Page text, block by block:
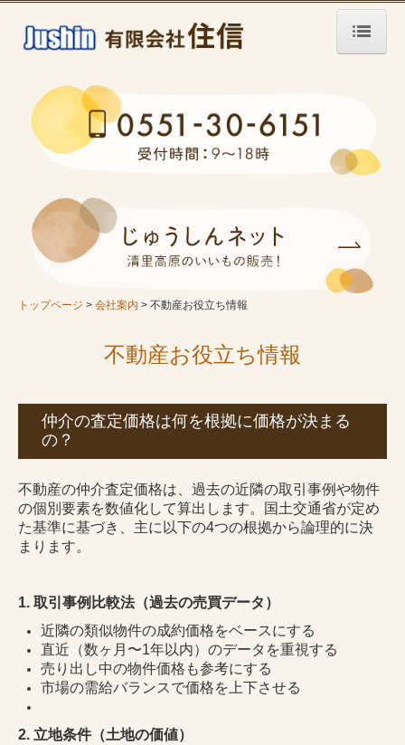
買いたい方
中古住宅
借りたい方
売りたい方
会社案内
新着情報
よくある質問
個人情報保護方針
トップページ 会社案内 不動産お役立ち情報
不動産お役立ち情報
仲介の査定価格は何を根拠に価格が決まる
の？
不動産の仲介査定価格は、過去の近隣の取引事例や物件
の個別要素を数値化して算出します。国土交通省が定め
た基準に基づき、主に以下の4つの根拠から論理的に決
まります。
1. 取引事例比較法（過去の売買データ）
近隣の類似物件の成約価格をベースにする
直近（数ヶ月〜1年以内）のデータを重視する
売り出し中の物件価格も参考にする
市場の需給バランスで価格を上下させる
2. 立地条件（土地の価値）